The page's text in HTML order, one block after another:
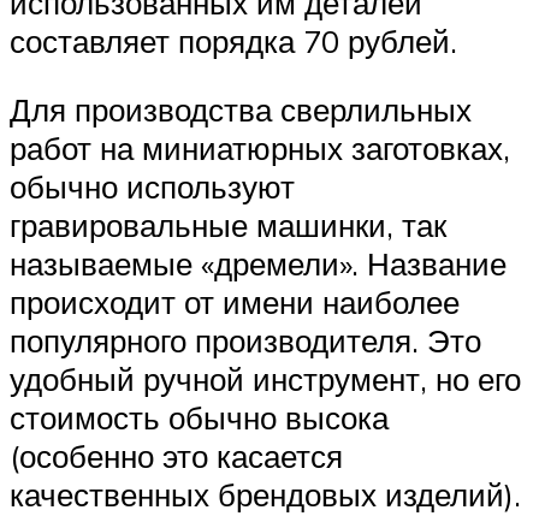
составляет порядка 70 рублей.
Для производства сверлильных
работ на миниатюрных заготовках,
обычно используют
гравировальные машинки, так
называемые «дремели». Название
происходит от имени наиболее
популярного производителя. Это
удобный ручной инструмент, но его
стоимость обычно высока
(особенно это касается
качественных брендовых изделий).